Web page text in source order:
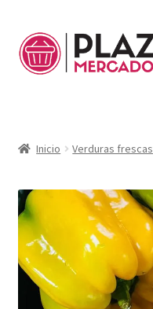
Mi Cuenta
Mi Carrito
Inicio Verduras frescas